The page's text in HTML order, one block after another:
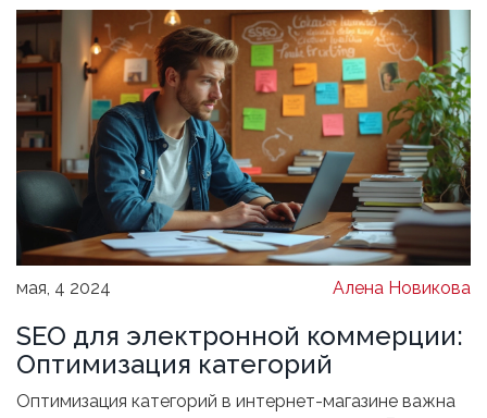
мая, 4 2024 Алена Новикова
SEO для электронной коммерции:
Оптимизация категорий
Оптимизация категорий в интернет-магазине важна